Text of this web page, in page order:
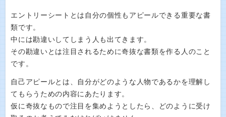
エントリーシートとは自分の個性もアピールできる重要な書
類です。
中には勘違いしてしまう人も出てきます。
その勘違いとは注目されるために奇抜な書類を作る人のこと
です。
自己アピールとは、自分がどのような人物であるかを理解し
てもらうための内容にあたります。
仮に奇抜なもので注目を集めようとしたら、どのように受け